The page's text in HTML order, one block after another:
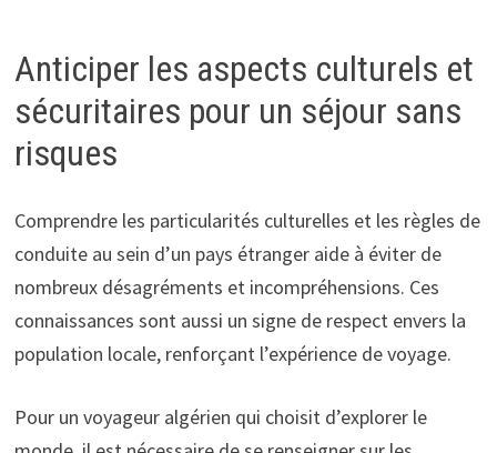
Anticiper les aspects culturels et
sécuritaires pour un séjour sans
risques
Comprendre les particularités culturelles et les règles de
conduite au sein d’un pays étranger aide à éviter de
nombreux désagréments et incompréhensions. Ces
connaissances sont aussi un signe de respect envers la
population locale, renforçant l’expérience de voyage.
Pour un voyageur algérien qui choisit d’explorer le